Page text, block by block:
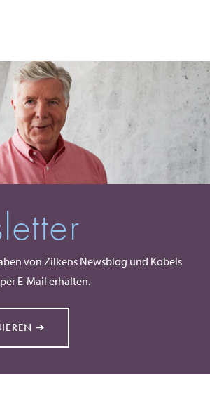
von Zilkens Newsblog und Kobels
E-Mail erhalten.
➔